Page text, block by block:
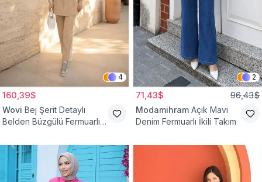
4
160,39$
Wovi Bej Şerit Detaylı
Belden Büzgülü Fermuarlı
2
71,43$ 96,43$
Modamihram Açık Mavi
Denim Fermuarlı İkili Takım